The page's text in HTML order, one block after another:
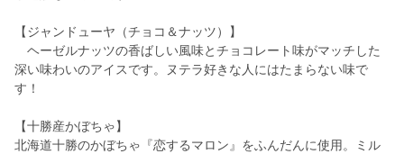
【ジャンドューヤ（チョコ＆ナッツ）】
ヘーゼルナッツの香ばしい風味とチョコレート味がマッチした
深い味わいのアイスです。ヌテラ好きな人にはたまらない味で
す！
【十勝産かぼちゃ】
北海道十勝のかぼちゃ『恋するマロン』をふんだんに使用。ミル